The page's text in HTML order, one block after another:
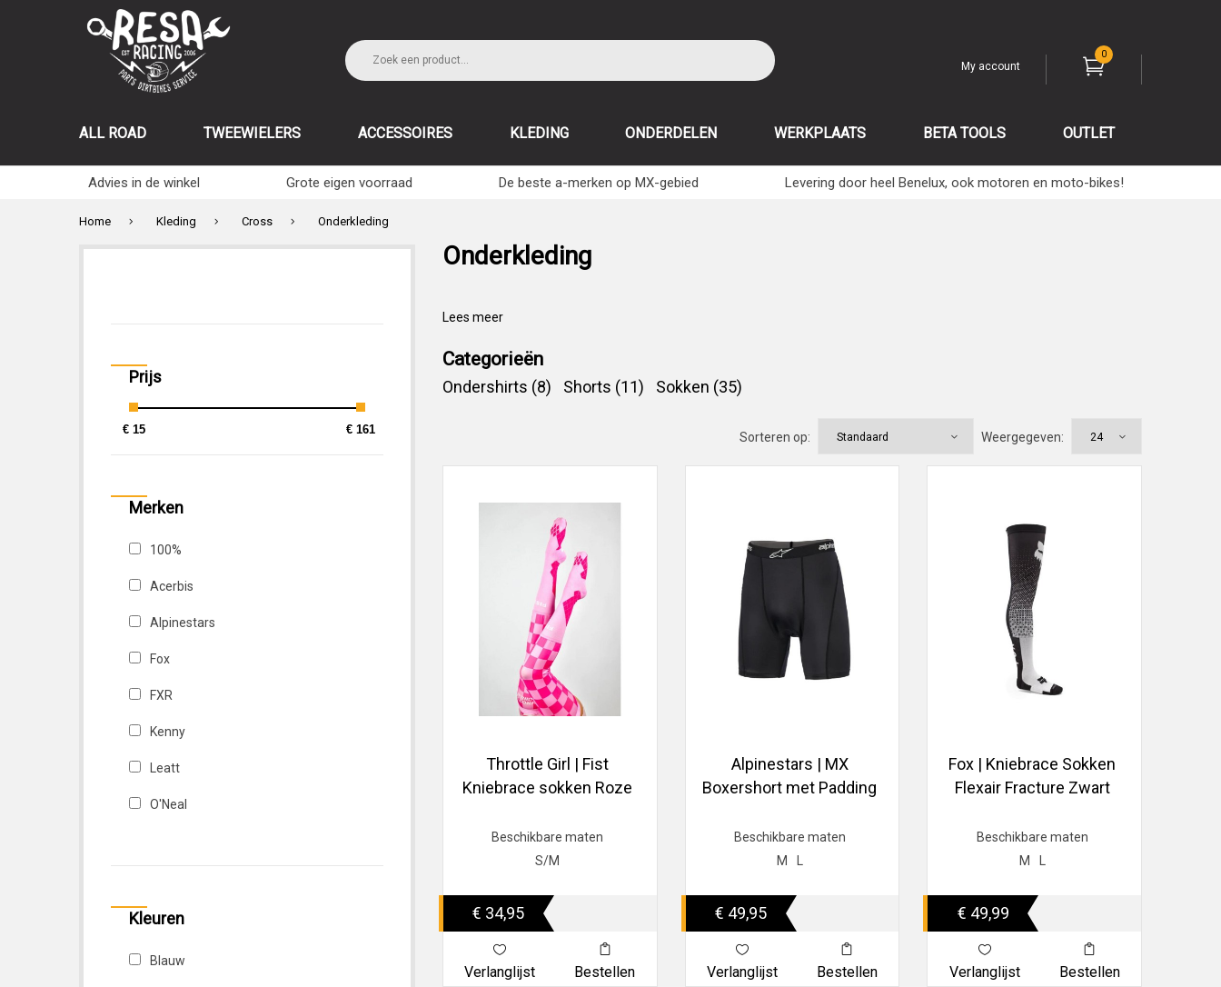
My account
0
ALL ROAD TWEEWIELERS ACCESSOIRES KLEDING ONDERDELEN WERKPLAATS BETA TOOLS OUTLET
Advies in de winkel Grote eigen voorraad De beste a-merken op MX-gebied Levering door heel Benelux, ook motoren en moto-bikes!
Home Kleding Cross Onderkleding
Prijs
€ 15 € 161
Merken
100%
Acerbis
Alpinestars
Fox
FXR
Kenny
Leatt
O'Neal
Kleuren
Blauw
Onderkleding
Lees meer
Categorieën
Ondershirts (8) Shorts (11) Sokken (35)
Weergegeven:
Sorteren op:
Throttle Girl | Fist
Kniebrace sokken Roze
Beschikbare maten
S/M
€ 34,95
Verlanglijst Bestellen
Alpinestars | MX
Boxershort met Padding
Beschikbare maten
M
€ 49,95
Verlanglijst Bestellen
Fox | Kniebrace Sokken
Flexair Fracture Zwart
Beschikbare maten
M
€ 49,99
Verlanglijst Bestellen